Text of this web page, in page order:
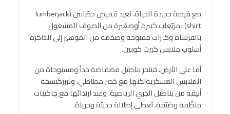
مع فرصة جديدة للحياة، تعيد قميص حطّابين (lumberjack
shirt) بمربّعات كبيرة أوصغيرة من الصوف المشغول
بالفرشاة وكنزات مفتوحة وضخمة من الموهير إلى الذاكرة
أسلوب ملابس كيرت كوبين.
أما على الأرض، فتنجر بناطيل فضفاضة جداً ومستوحاة من
الملابس العسكريةلكنها مع خصر مطاطي، وتَبرزكنسخة
أنيقة من بناطيل الجري الرياضية. وعند ارتدائها مع جاكيتات
منظّمة وضيّقة، تعطي إطلالة حديثة وجريئة.